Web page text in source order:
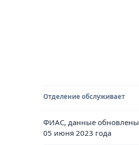
Отделение обслуживает
ФИАС, данные обновлены
05 июня 2023 года